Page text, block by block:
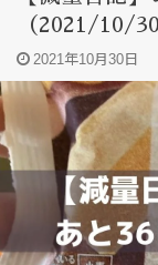
（2021/10/30
2021年10月30日